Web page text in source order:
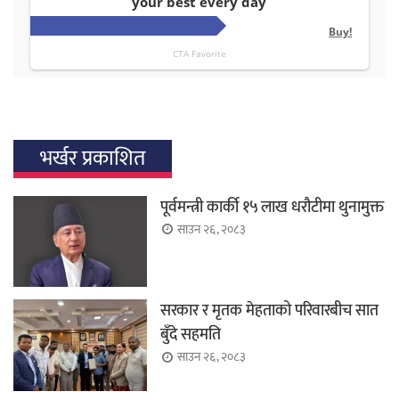
भर्खर प्रकाशित
पूर्वमन्त्री कार्की १५ लाख धरौटीमा थुनामुक्त
साउन २६, २०८३
सरकार र मृतक मेहताको परिवारबीच सात
बुँदे सहमति
साउन २६, २०८३